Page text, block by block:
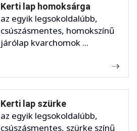
Kerti lap homoksárga
az egyik legsokoldalúbb,
csúszásmentes, homokszínű
járólap kvarchomok ...
Kerti lap szürke
az egyik legsokoldalúbb,
csúszásmentes, szürke színű